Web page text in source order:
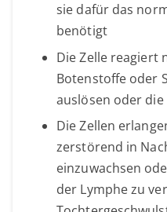
sie dafür das
benötigt
Die Zelle reagiert
Botenstoffe oder
auslösen oder
Die Zellen
zerstörend in
einzuwachsen
der Lymphe zu